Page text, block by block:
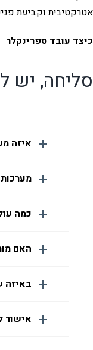
אטרקטיבית וקביעת
כיצד עובד ספרינקלר
סליחה, יש
איזה
כמה
האם
באיזה
אישור